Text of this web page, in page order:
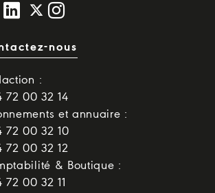
nous
:
72 00 32 14
et annuaire :
72 00 32 10
72 00 32 12
& Boutique :
72 00 32 11